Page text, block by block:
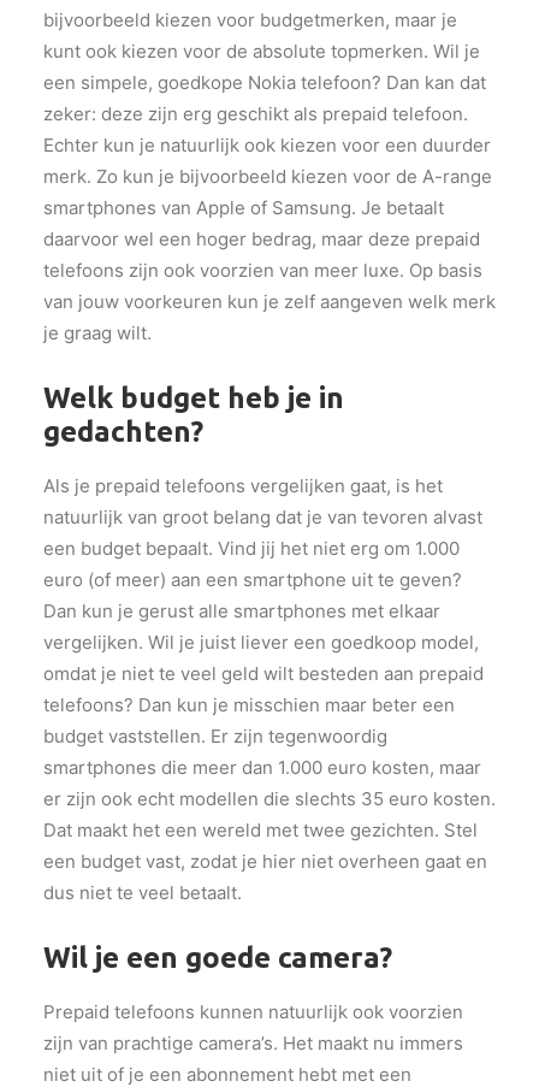
bijvoorbeeld kiezen voor budgetmerken, maar je
kunt ook kiezen voor de absolute topmerken. Wil je
een simpele, goedkope Nokia telefoon? Dan kan dat
zeker: deze zijn erg geschikt als prepaid telefoon.
Echter kun je natuurlijk ook kiezen voor een duurder
merk. Zo kun je bijvoorbeeld kiezen voor de A-range
smartphones van Apple of Samsung. Je betaalt
daarvoor wel een hoger bedrag, maar deze prepaid
telefoons zijn ook voorzien van meer luxe. Op basis
van jouw voorkeuren kun je zelf aangeven welk merk
je graag wilt.
Welk budget heb je in
gedachten?
Als je prepaid telefoons vergelijken gaat, is het
natuurlijk van groot belang dat je van tevoren alvast
een budget bepaalt. Vind jij het niet erg om 1.000
euro (of meer) aan een smartphone uit te geven?
Dan kun je gerust alle smartphones met elkaar
vergelijken. Wil je juist liever een goedkoop model,
omdat je niet te veel geld wilt besteden aan prepaid
telefoons? Dan kun je misschien maar beter een
budget vaststellen. Er zijn tegenwoordig
smartphones die meer dan 1.000 euro kosten, maar
er zijn ook echt modellen die slechts 35 euro kosten.
Dat maakt het een wereld met twee gezichten. Stel
een budget vast, zodat je hier niet overheen gaat en
dus niet te veel betaalt.
Wil je een goede camera?
Prepaid telefoons kunnen natuurlijk ook voorzien
zijn van prachtige camera’s. Het maakt nu immers
niet uit of je een abonnement hebt met een